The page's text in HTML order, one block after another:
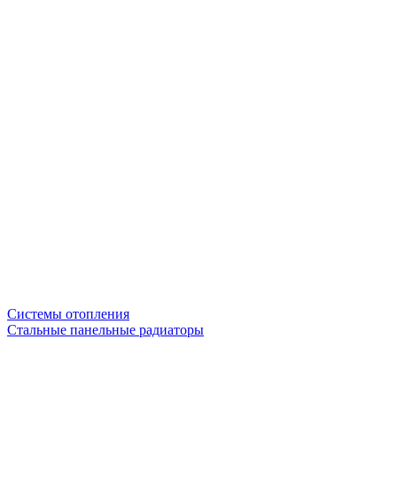
Системы отопления
Стальные панельные радиаторы